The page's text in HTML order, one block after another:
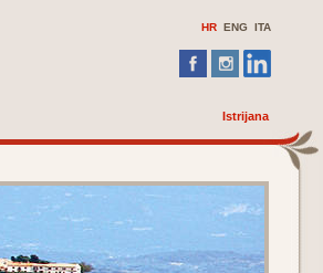
HR ENG ITA
Istrijana